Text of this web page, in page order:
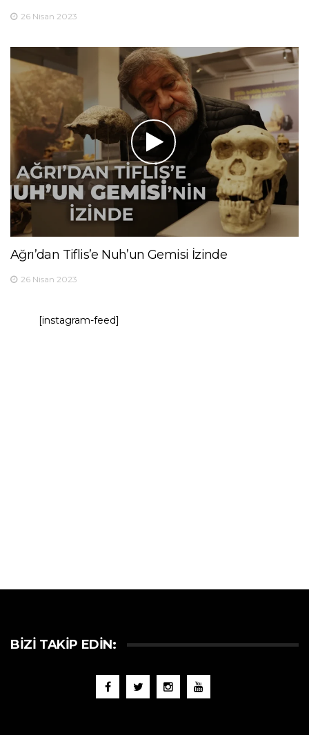
26 Nisan 2023
Ağrı’dan Tiflis’e Nuh’un Gemisi İzinde
26 Nisan 2023
[instagram-feed]
BIZI TAKIP EDIN: